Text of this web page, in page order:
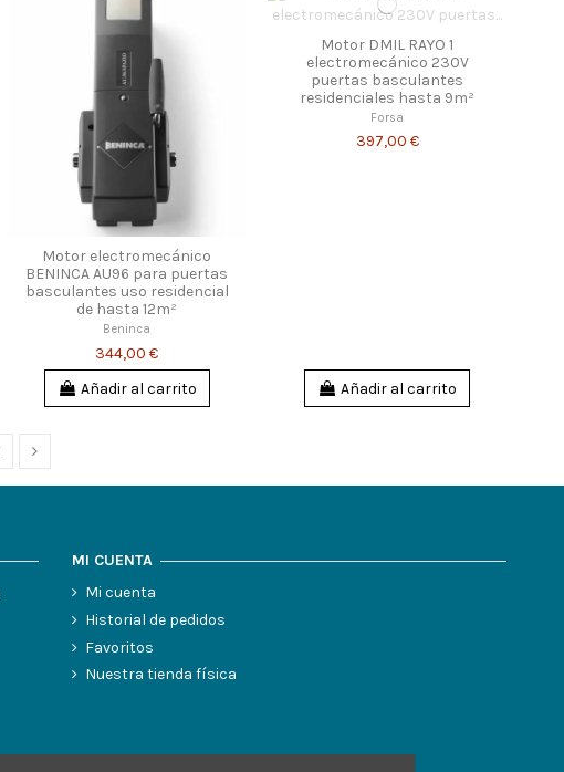
Motor electromecánico
BENINCA AU96 para puertas
basculantes uso residencial
de hasta 12m²
Beninca
344,00 €
Añadir al carrito
Motor DMIL RAYO 1
electromecánico 230V
puertas basculantes
residenciales hasta 9m²
Forsa
397,00 €
Añadir al carrito
MI CUENTA
Mi cuenta
Historial de pedidos
Favoritos
Nuestra tienda física